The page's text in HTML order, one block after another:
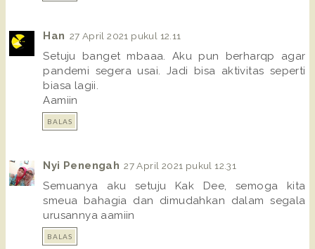
Han 27 April 2021 pukul 12.11
Setuju banget mbaaa. Aku pun berharqp agar
pandemi segera usai. Jadi bisa aktivitas seperti
biasa lagii.
Aamiin
BALAS
Nyi Penengah 27 April 2021 pukul 12.31
Semuanya aku setuju Kak Dee, semoga kita
smeua bahagia dan dimudahkan dalam segala
urusannya aamiin
BALAS